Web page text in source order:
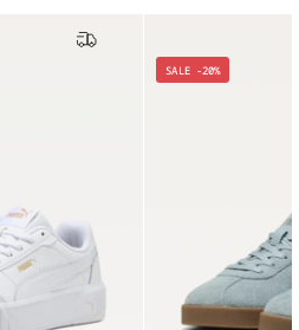
SALE -20%